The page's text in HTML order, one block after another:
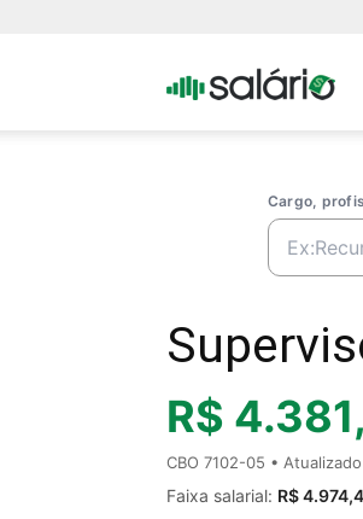
Cargo,
R$
CBO 7102-05 •
Faixa salarial: R$